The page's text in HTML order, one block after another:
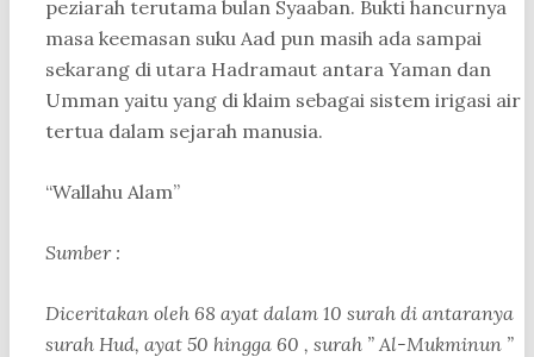
peziarah terutama bulan Syaaban. Bukti hancurnya
masa keemasan suku Aad pun masih ada sampai
sekarang di utara Hadramaut antara Yaman dan
Umman yaitu yang di klaim sebagai sistem irigasi air
tertua dalam sejarah manusia.
“Wallahu Alam”
Sumber :
Diceritakan oleh 68 ayat dalam 10 surah di antaranya
surah Hud, ayat 50 hingga 60 , surah ” Al-Mukminun ”